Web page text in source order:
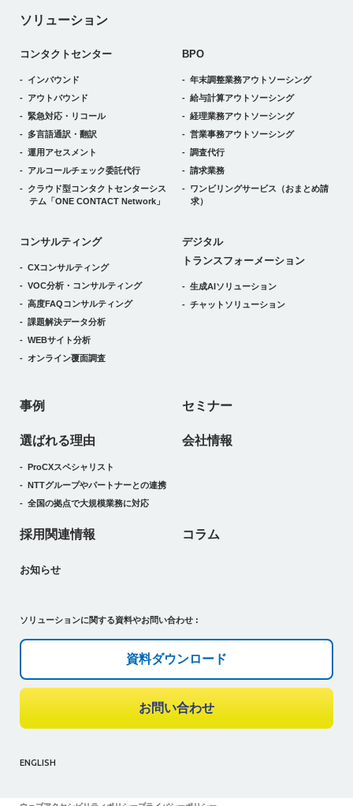
ソリューション
コンタクトセンター
インバウンド
アウトバウンド
緊急対応・リコール
多言語通訳・翻訳
運用アセスメント
アルコールチェック委託代行
クラウド型コンタクトセンターシス
テム 「ONE CONTACT Network」
BPO
年末調整業務アウトソーシング
給与計算アウトソーシング
経理業務アウトソーシング
営業事務アウトソーシング
調査代行
請求業務
ワンビリングサービス （おまとめ請
求）
コンサルティング
CXコンサルティング
VOC分析・コンサルティング
高度FAQコンサルティング
課題解決データ分析
WEBサイト分析
オンライン覆面調査
デジタルトランスフォーメーション
デジタル
トランスフォーメーション
生成AIソリューション
チャットソリューション
事例 セミナー
選ばれる理由
ProCXスペシャリスト
NTTグループやパートナーとの連携
全国の拠点で大規模業務に対応
会社情報
採用関連情報 コラム
お知らせ
ソリューションに関する資料やお問い合わせ :
資料ダウンロード
お問い合わせ
ENGLISH